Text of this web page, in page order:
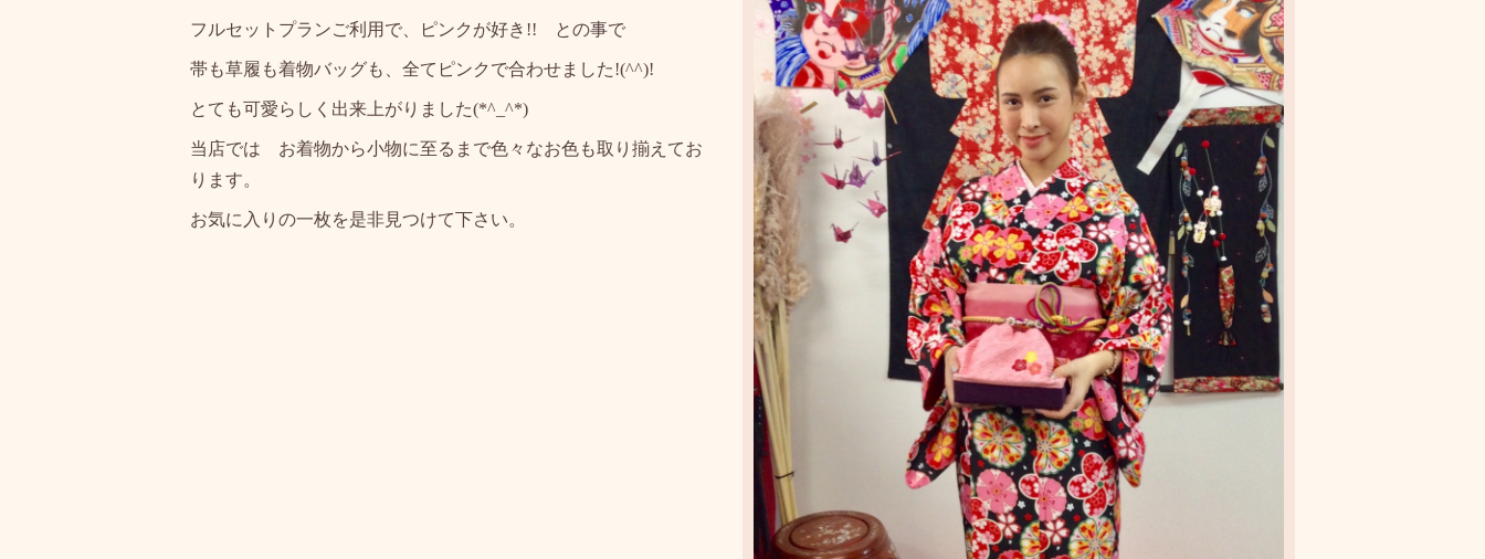
フルセットプランご利用で、ピンクが好き!! との事で
帯も草履も着物バッグも、全てピンクで合わせました!(^^)!
とても可愛らしく出来上がりました(*^_^*)
当店では お着物から小物に至るまで色々なお色も取り揃えてお
ります。
お気に入りの一枚を是非見つけて下さい。